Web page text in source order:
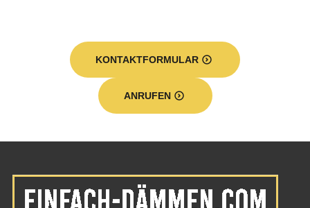
KONTAKTFORMULAR
ANRUFEN